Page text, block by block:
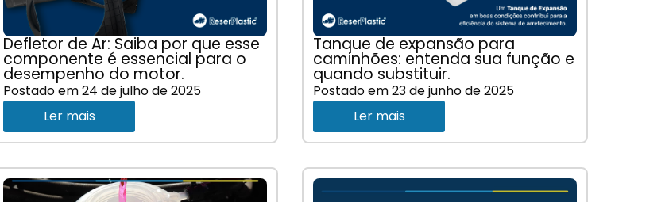
Defletor de Ar: Saiba por que esse
componente é essencial para o
desempenho do motor.
Postado em24 de julho de 2025
Ler mais
Tanque de expansão para
caminhões: entenda sua função e
quando substituir.
Postado em23 de junho de 2025
Ler mais